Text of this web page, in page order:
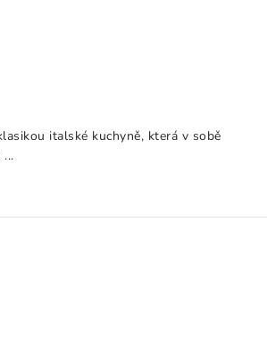
italské kuchyně, která v sobě